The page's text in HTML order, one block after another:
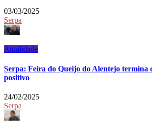
03/03/2025
Serpa
Atualidade
Serpa: Feira do Queijo do Alentejo termina
positivo
24/02/2025
Serpa